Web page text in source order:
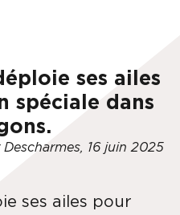
ses ailes
spéciale dans
Descharmes, 16 juin 2025
ses ailes pour